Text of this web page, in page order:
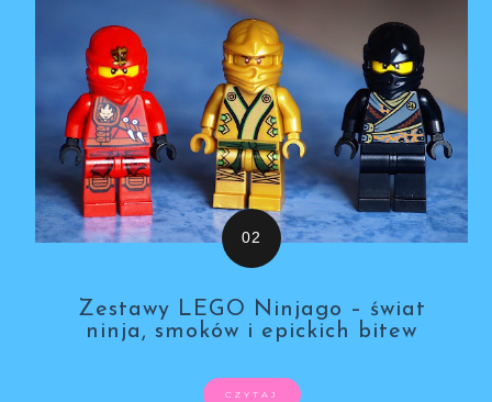
Zestawy LEGO Ninjago – świat
ninja, smoków i epickich bitew
CZYTAJ